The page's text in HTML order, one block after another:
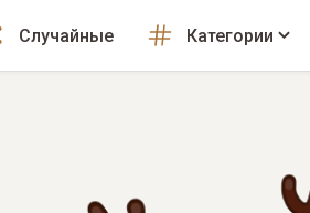
Случайные Категории